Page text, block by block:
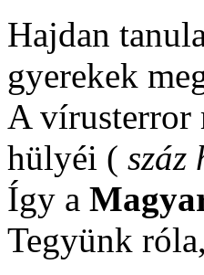
Hajdan
gyerekek
A vírusterror
hülyéi ( száz
Így a
Tegyünk